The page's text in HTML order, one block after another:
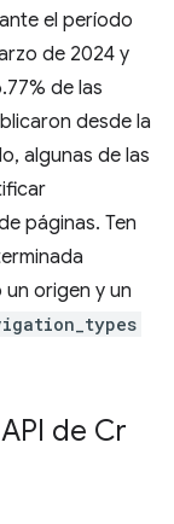
el período
de 2024 y
de las
desde la
algunas de las
páginas. Ten
un origen y un
de Cr